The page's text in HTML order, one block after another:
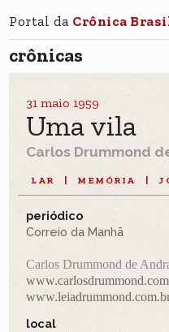
Portal da Crônica
crônicas
31 maio 1959
Uma vila
Carlos Drummond
LAR MEMÓRIA
periódico
Correio da Manhã
Carlos Drummond de
local